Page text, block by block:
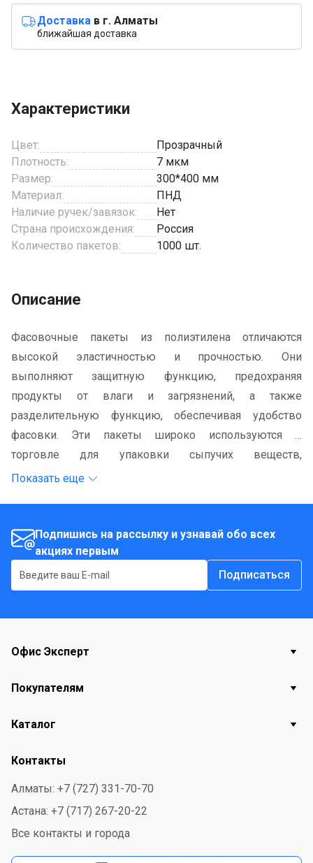
Доставка в г. Алматы
ближайшая доставка
Характеристики
Цвет:
Прозрачный
Плотность:
7 мкм
Размер:
300*400 мм
Материал:
ПНД
Наличие ручек/завязок:
Нет
Страна происхождения:
Россия
Количество пакетов:
1000 шт.
Описание
Фасовочные пакеты из полиэтилена отличаются
высокой эластичностью и прочностью. Они
выполняют защитную функцию, предохраняя
продукты от влаги и загрязнений, а также
разделительную функцию, обеспечивая удобство
фасовки. Эти пакеты широко используются в
торговле для упаковки сыпучих веществ,
непродовольственных товаров и не очень тяжелых
Показать еще
Подпишись на рассылку и узнавай обо всех
акциях первым
Подписаться
Офис Эксперт
Покупателям
Каталог
Контакты
Алматы: +7 (727) 331-70-70
Астана: +7 (717) 267-20-22
Все контакты и города